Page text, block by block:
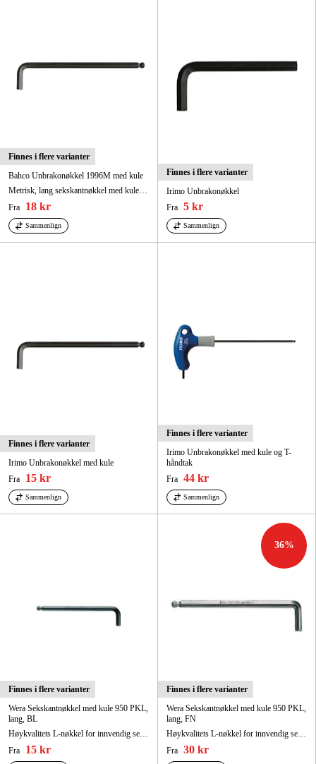
Finnes i flere varianter
Bahco Unbrakonøkkel 1996M med kule
Fra
18 kr
Sammenlign
Finnes i flere varianter
Irimo Unbrakonøkkel
Fra 5 kr
Sammenlign
Finnes i flere varianter
Irimo Unbrakonøkkel med kule
Fra
15 kr
Sammenlign
Finnes i flere varianter
Irimo Unbrakonøkkel med kule og T-
håndtak
Fra 44 kr
Sammenlign
Finnes i flere varianter
Wera Sekskantnøkkel med kule 950 PKL,
lang, BL
Høykvalitets L-nøkkel for innvendig sekskant
Fra
15 kr
36%
Finnes i flere varianter
Wera Sekskantnøkkel med kule 950 PKL,
lang, FN
Høykvalitets L-nøkkel for innvendig sekskant
Fra 30 kr